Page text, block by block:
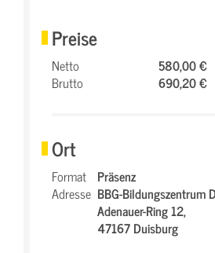
Preise
Netto
580,00 €
Brutto
690,20 €
Ort
Format Präsenz
Adresse BBG-Bildungszentrum
Adenauer-Ring 12,
47167 Duisburg